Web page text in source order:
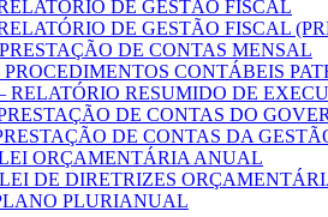
DE GESTÃO FISCAL
DE GESTÃO FISCAL
DE CONTAS MENSAL
PROCEDIMENTOS CONTÁBEIS
RELATÓRIO RESUMIDO DE
DE CONTAS DO
DE CONTAS DA
ORÇAMENTÁRIA ANUAL
DE DIRETRIZES
PLURIANUAL